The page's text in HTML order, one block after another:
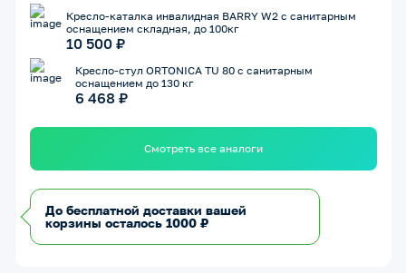
Кресло-каталка инвалидная BARRY W2 с санитарным
оснащением складная, до 100кг
10 500 ₽
Кресло-стул ORTONICA TU 80 с санитарным
оснащением до 130 кг
6 468 ₽
Смотреть все аналоги
До бесплатной доставки вашей
корзины осталось 1000 ₽